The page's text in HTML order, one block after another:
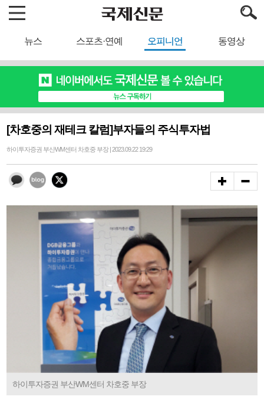
뉴스 스포츠·연예 오피니언 동영상
[차호중의 재테크 칼럼]부자들의 주식투자법
하이투자증권 부산WM센터 차호중 부장 | 2023.09.22 19:29
하이투자증권 부산WM센터 차호중 부장